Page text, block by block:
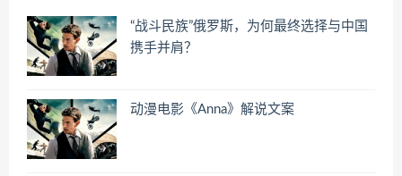
“战斗民族”俄罗斯，为何最终选择与中国
携手并肩？
动漫电影《Anna》解说文案